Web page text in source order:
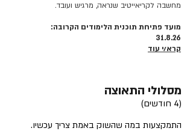
מחשבה לקריאייטיב שנראה, מרגיש ועובד.
מועד פתיחת תוכנית הלימודים הקרובה:
31.8.26
קרא/י עוד
מסלולי התאוצה
(4 חודשים)
התמקצעות במה שהשוק באמת צריך עכשיו.